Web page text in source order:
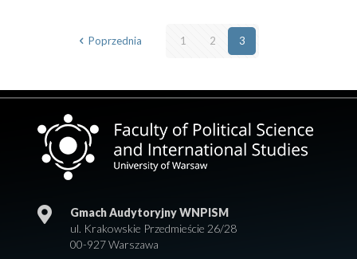
Poprzednia 1 2 3
Gmach Audytoryjny WNPISM
ul. Krakowskie Przedmieście 26/28
00-927 Warszawa